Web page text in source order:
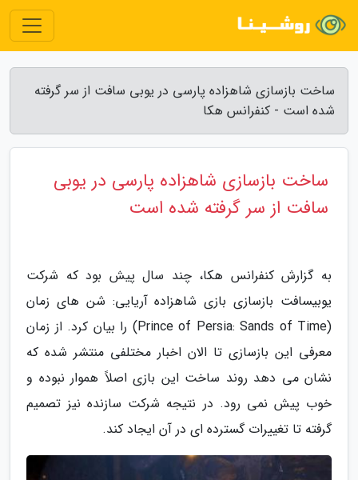
ساخت بازسازی شاهزاده پارسی در یوبی سافت از سر گرفته
شده است - کنفرانس هکا
ساخت بازسازی شاهزاده پارسی در یوبی
سافت از سر گرفته شده است
به گزارش کنفرانس هکا، چند سال پیش بود که شرکت
یوبیسافت بازسازی بازی شاهزاده آریایی: شن های زمان
(Prince of Persia: Sands of Time) را بیان کرد. از زمان
معرفی این بازسازی تا الان اخبار مختلفی منتشر شده که
نشان می دهد روند ساخت این بازی اصلاً هموار نبوده و
خوب پیش نمی رود. در نتیجه شرکت سازنده نیز تصمیم
گرفته تا تغییرات گسترده ای در آن ایجاد کند.